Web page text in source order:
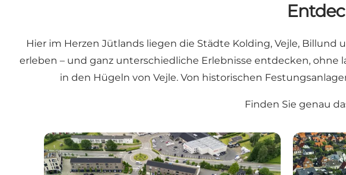
Hier im Herzen Jütlands liegen die Städte Kolding, Vejle,
erleben – und ganz unterschiedliche Erlebnisse entdecken,
in den Hügeln von Vejle. Von historischen
Finden Sie genau
Billund Fredericia